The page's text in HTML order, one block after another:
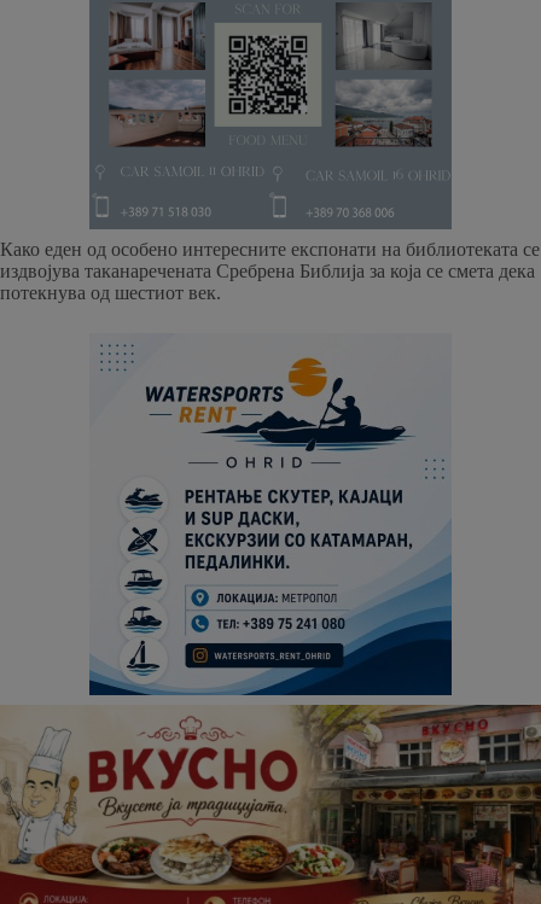
Како еден од особено интересните експонати на библиотеката се
издвојува таканаречената Сребрена Библија за која се смета дека
потекнува од шестиот век.